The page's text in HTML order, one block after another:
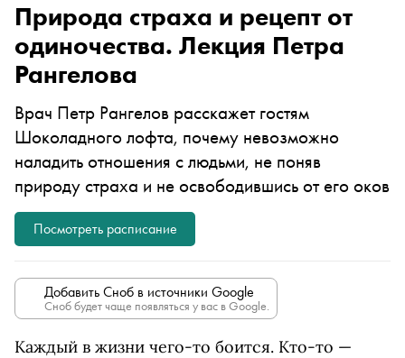
Природа страха и рецепт от
одиночества. Лекция Петра
Рангелова
Врач Петр Рангелов расскажет гостям
Шоколадного лофта, почему невозможно
наладить отношения с людьми, не поняв
природу страха и не освободившись от его оков
Посмотреть расписание
Добавить Сноб в источники Google
Сноб будет чаще появляться у вас в Google.
Каждый в жизни чего-то боится. Кто-то —